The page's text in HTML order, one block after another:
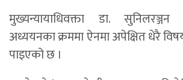
मुख्यन्यायाधिवक्ता डा.
अध्ययनका क्रममा ऐनमा अपेक्षित धेरै
पाइएको छ ।